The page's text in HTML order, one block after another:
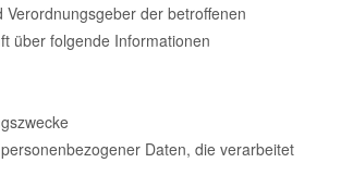
Verordnungsgeber der betroffenen
über folgende Informationen
Daten, die verarbeitet